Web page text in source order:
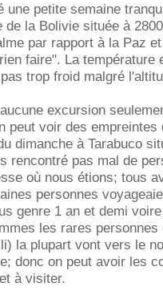
une petite semaine
de la Bolivie située à
par rapport à la Paz
faire". La température
trop froid malgré
excursion
peut voir des
dimanche à Tarabuco
rencontré pas mal de
où nous étions; tous
personnes
genre 1 an et demi
les rares
la plupart vont vers le
donc on peut avoir les
à visiter.